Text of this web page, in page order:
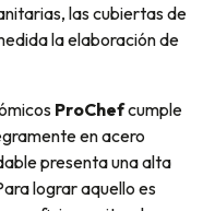
las cubiertas de
la elaboración de
ProChefcumple
en acero
presenta una alta
lograr aquello es